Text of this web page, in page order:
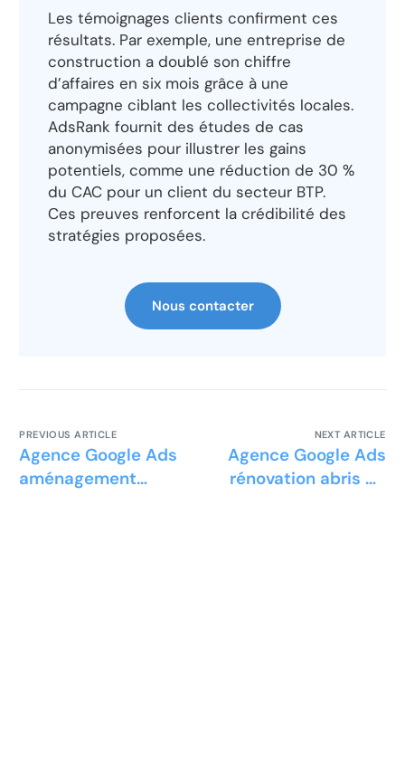
Les témoignages clients confirment ces
résultats. Par exemple, une entreprise de
construction a doublé son chiffre
d’affaires en six mois grâce à une
campagne ciblant les collectivités locales.
AdsRank fournit des études de cas
anonymisées pour illustrer les gains
potentiels, comme une réduction de 30 %
du CAC pour un client du secteur BTP.
Ces preuves renforcent la crédibilité des
stratégies proposées.
Nous contacter
PREVIOUS ARTICLE
Agence Google Ads
aménagement
NEXT ARTICLE
Agence Google Ads
rénovation abris de